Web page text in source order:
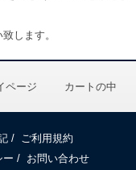
します。
ページ カートの中
/
ご利用規約
ー / お問い合わせ